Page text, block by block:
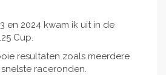
en 2024 kwam ik uit in de
Cup.
resultaten zoals meerdere
raceronden.